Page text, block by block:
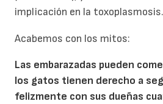
implicación en la toxoplasmosis.
Acabemos con los mitos:
Las embarazadas pueden
los gatos tienen derecho a
felizmente con sus dueñas